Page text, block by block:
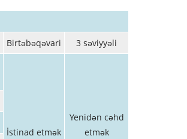
Birtəbəqəvari
3 səviyyəli
İstinad etmək
Yenidən cəhd
etmək